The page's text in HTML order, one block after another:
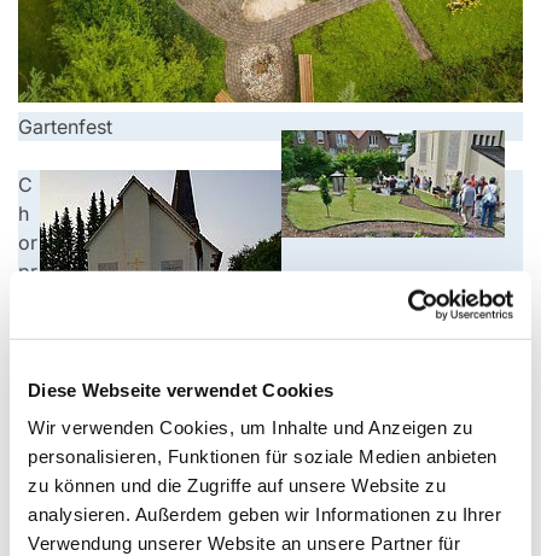
Diese Webseite verwendet Cookies
Wir verwenden Cookies, um Inhalte und Anzeigen zu
personalisieren, Funktionen für soziale Medien anbieten
zu können und die Zugriffe auf unsere Website zu
analysieren. Außerdem geben wir Informationen zu Ihrer
Verwendung unserer Website an unsere Partner für
Gartenfest
C
h
or
pr
d
er
pi
Voices in Coronazeiten im Bibelgarten